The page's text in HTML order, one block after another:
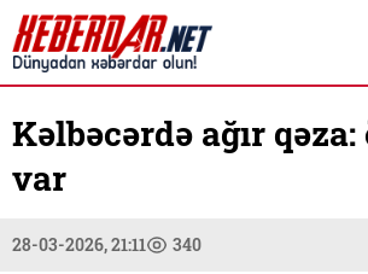
Kəlbəcərdə ağır
var
28-03-2026, 21:11 340